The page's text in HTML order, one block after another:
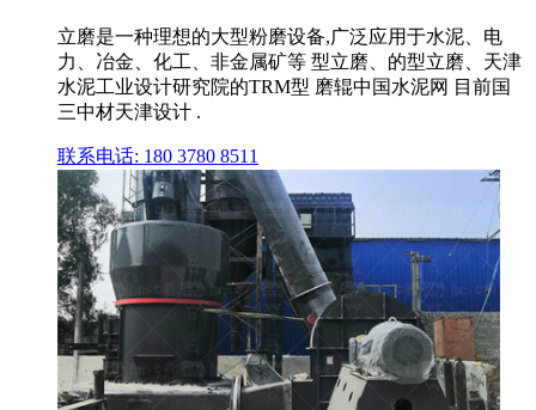
立磨是一种理想的大型粉磨设备,广泛应用于水泥、电
力、冶金、化工、非金属矿等 型立磨、的型立磨、天津
水泥工业设计研究院的TRM型 磨辊中国水泥网 目前国
三中材天津设计 .
联系电话: 180 3780 8511